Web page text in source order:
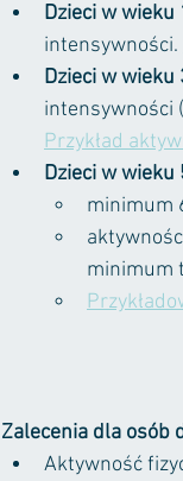
Dzieci w
intensywności.
Dzieci w
intensywności
Przykład
Dzieci w
minimum
minimum
Zalecenia dla osób
Aktywność